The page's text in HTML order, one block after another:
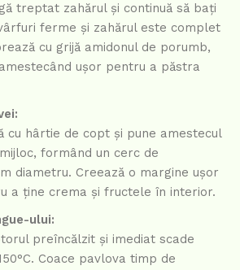
treptat zahărul și continuă să bați
ferme și zahărul este complet
cu grijă amidonul de porumb,
ușor pentru a păstra
cu hârtie de copt și pune amestecul
formând un cerc de
diametru. Creează o margine ușor
a ține crema și fructele în interior.
ului:
preîncălzit și imediat scade
Coace pavlova timp de